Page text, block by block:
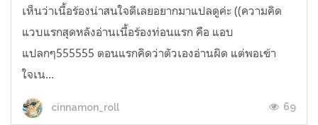
เห็นว่าเนื้อร้องน่าสนใจดีเลยอยากมาแปลดูค่ะ ((ความคิด
แวบแรกสุดหลังอ่านเนื้อร้องท่อนแรก คือ แอบ
แปลกๆ555555 ตอนแรกคิดว่าตัวเองอ่านผิด แต่พอเข้า
ใจเน...
cinnamon_roll 69